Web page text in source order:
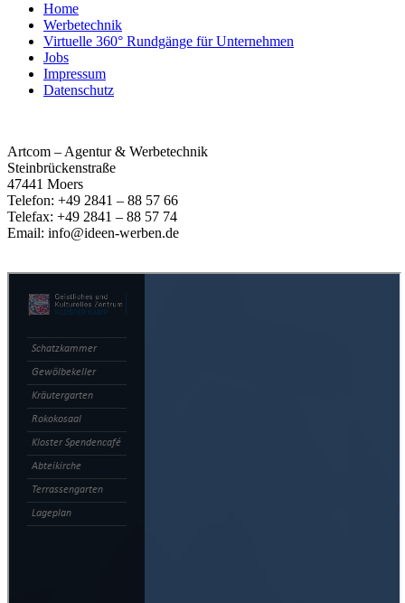
Home
Werbetechnik
Virtuelle 360° Rundgänge für Unternehmen
Jobs
Impressum
Datenschutz
Artcom – Agentur & Werbetechnik
Steinbrückenstraße
47441 Moers
Telefon: +49 2841 – 88 57 66
Telefax: +49 2841 – 88 57 74
Email: info@ideen-werben.de